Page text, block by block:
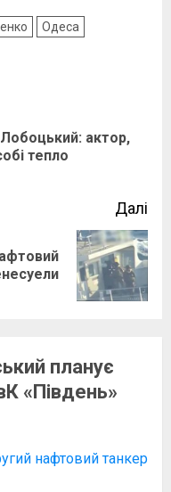
Одеса
актор,
тепло
Далі
планує
«Південь»
нафтовий танкер